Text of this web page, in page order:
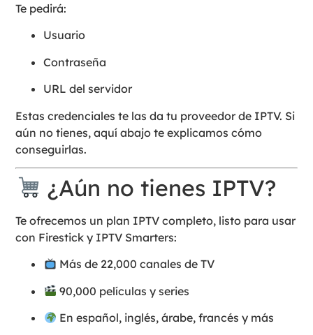
Te pedirá:
Usuario
Contraseña
URL del servidor
Estas credenciales te las da tu proveedor de IPTV. Si
aún no tienes, aquí abajo te explicamos cómo
conseguirlas.
¿Aún no tienes IPTV?
Te ofrecemos un plan IPTV completo, listo para usar
con Firestick y IPTV Smarters:
Más de 22,000 canales de TV
90,000 películas y series
En español, inglés, árabe, francés y más